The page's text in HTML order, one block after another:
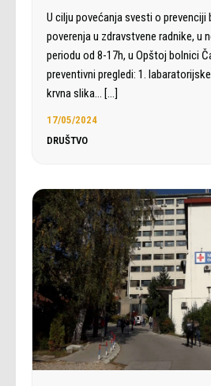
U cilju povećanja svesti o prevenciji
poverenja u zdravstvene radnike, u
periodu od 8-17h, u Opštoj bolnici
preventivni pregledi: 1.
krvna slika… […]
17/05/2024
DRUŠTVO